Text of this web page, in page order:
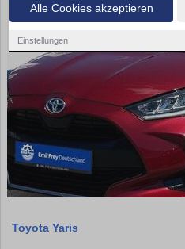
Alle Cookies akzeptieren
Einstellungen
Toyota Yaris